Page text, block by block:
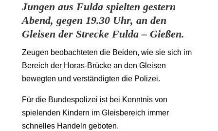
Jungen aus Fulda spielten gestern
Abend, gegen 19.30 Uhr, an den
Gleisen der Strecke Fulda – Gießen.
Zeugen beobachteten die Beiden, wie sie sich im
Bereich der Horas-Brücke an den Gleisen
bewegten und verständigten die Polizei.
Für die Bundespolizei ist bei Kenntnis von
spielenden Kindern im Gleisbereich immer
schnelles Handeln geboten.